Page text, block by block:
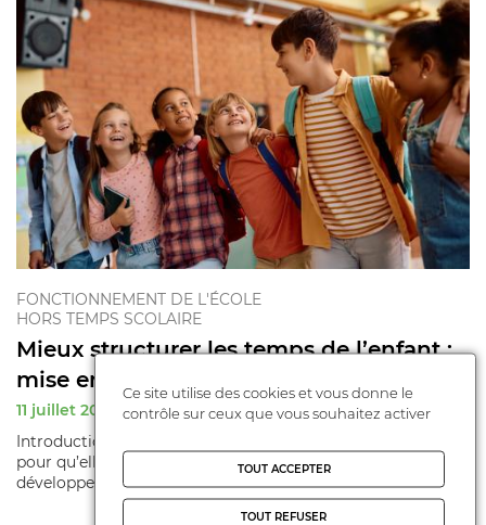
FONCTIONNEMENT DE L'ÉCOLE
HORS TEMPS SCOLAIRE
Mieux structurer les temps de l’enfant :
mise en p ...
11 juillet 2025
Introduction Comment penser les journées des enfants
pour qu’elles favorisent leur apprentissage, leur
développement et leur bie ...
Ce site utilise des cookies et vous donne le
contrôle sur ceux que vous souhaitez activer
TOUT ACCEPTER
TOUT REFUSER